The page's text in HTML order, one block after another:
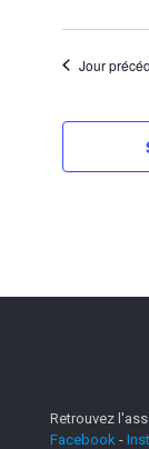
Jour
Retrouvez
Facebook -